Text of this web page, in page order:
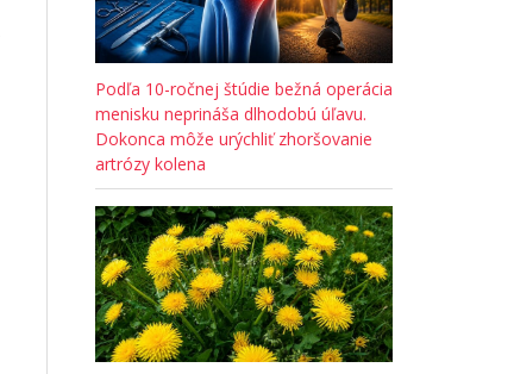
Podľa 10-ročnej štúdie bežná operácia
menisku neprináša dlhodobú úľavu.
Dokonca môže urýchliť zhoršovanie
artrózy kolena